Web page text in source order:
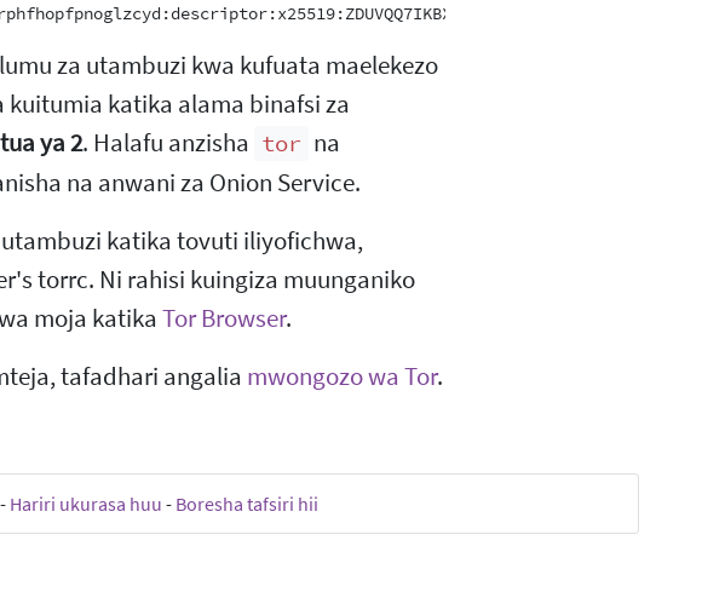
za utambuzi kwa kufuata maelekezo
katika alama binafsi za
ya 2. Halafu anzisha tor na
na anwani za Onion Service.
katika tovuti iliyofichwa,
torrc. Ni rahisi kuingiza muunganiko
moja katika Tor Browser.
tafadhari angalia mwongozo wa Tor.
- Hariri ukurasa huu - Boresha tafsiri hii